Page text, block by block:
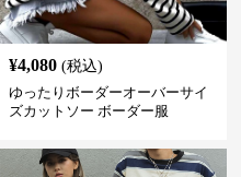
¥4,080 (税込)
ゆったりボーダーオーバーサイ
ズカットソー ボーダー服